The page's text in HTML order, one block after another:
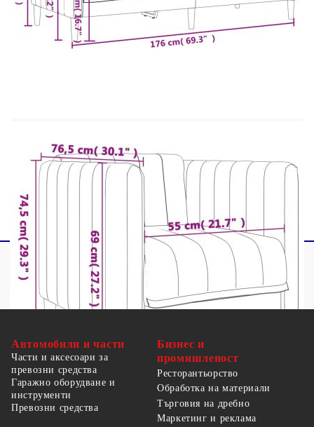
Височина на седалката от земята: 42,5 см
Височина на подлакътника от земята: 69 см
Максимално 110 кг на седалка. Съобразете се с
риска от открит огън и други източници на
силна топлина в близост до продукта.
Автомобили и части
Части и аксесоари за
превозни средства
Гаражно оборудване и
инструменти
Превозни средства
Бизнес и
промишленост
Ресторантьорство
Обработка на материали
Търговия на дребно
Маркетинг и реклама